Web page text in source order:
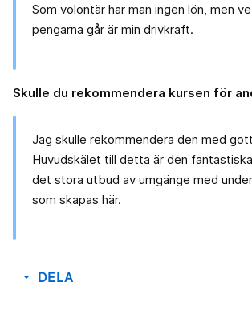
Som volontär har man ingen lön, men
pengarna går är min drivkraft.
Skulle du rekommendera kursen för
Jag skulle rekommendera den med
Huvudskälet till detta är den
det stora utbud av umgänge med
som skapas här.
arrow_drop_down DELA